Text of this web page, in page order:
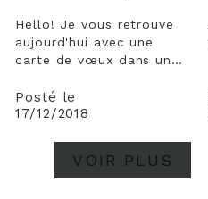
Hello! Je vous retrouve
aujourd'hui avec une
carte de vœux dans un
bleu, blanc et bois. J'ai
commencé ma mon fond
ma carte. J'ai ensuite
Posté le
17/12/2018
VOIR PLUS